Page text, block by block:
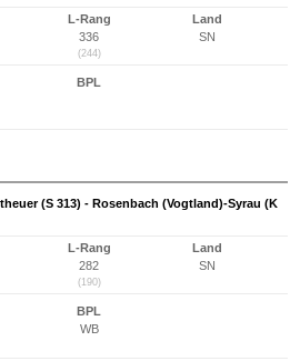
L-Rang
336
(244)
Land
SN
BPL
(S 313) - Rosenbach (Vogtland)-Syrau (K
L-Rang
282
(190)
Land
SN
BPL
WB